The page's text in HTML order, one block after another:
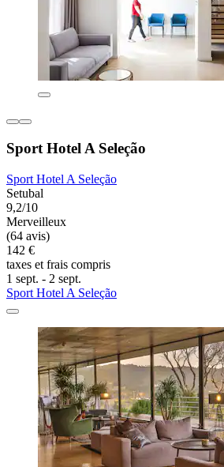
Sport Hotel A Seleção
Sport Hotel A Seleção
Setubal
9,2/10
Merveilleux
(64 avis)
142 €
taxes et frais compris
1 sept. - 2 sept.
Sport Hotel A Seleção